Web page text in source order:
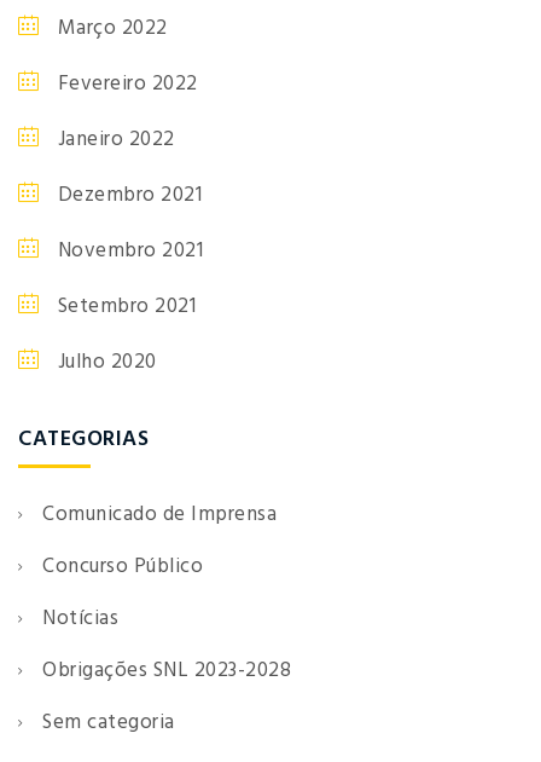
Março 2022
Fevereiro 2022
Janeiro 2022
Dezembro 2021
Novembro 2021
Setembro 2021
Julho 2020
CATEGORIAS
Comunicado de Imprensa
Concurso Público
Notícias
Obrigações SNL 2023-2028
Sem categoria